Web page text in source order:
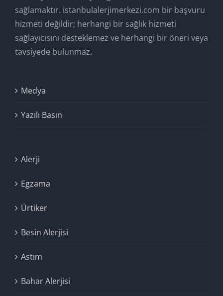
sağlamaktır. istanbulalerjimerkezi.com bir başvuru
hizmeti değildir; herhangi bir sağlık hizmeti
sağlayıcısını desteklemez ve herhangi bir öneri veya
tavsiyede bulunmaz.
Medya
Yazılı Basın
Alerji
Egzama
Ürtiker
Besin Alerjisi
Astım
Bahar Alerjisi